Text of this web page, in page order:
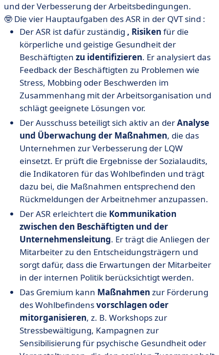
und der Verbesserung der Arbeitsbedingungen.
🤓 Die vier Hauptaufgaben des ASR in der QVT sind :
Der ASR ist dafür zuständig , Risiken für die
körperliche und geistige Gesundheit der
Beschäftigten zu identifizieren. Er analysiert das
Feedback der Beschäftigten zu Problemen wie
Stress, Mobbing oder Beschwerden im
Zusammenhang mit der Arbeitsorganisation und
schlägt geeignete Lösungen vor.
Der Ausschuss beteiligt sich aktiv an derAnalyse
und Überwachung der Maßnahmen, die das
Unternehmen zur Verbesserung der LQW
einsetzt. Er prüft die Ergebnisse der Sozialaudits,
die Indikatoren für das Wohlbefinden und trägt
dazu bei, die Maßnahmen entsprechend den
Rückmeldungen der Arbeitnehmer anzupassen.
Der ASR erleichtert die Kommunikation
zwischen den Beschäftigten und der
Unternehmensleitung. Er trägt die Anliegen der
Mitarbeiter zu den Entscheidungsträgern und
sorgt dafür, dass die Erwartungen der Mitarbeiter
in der internen Politik berücksichtigt werden.
Das Gremium kann Maßnahmen zur Förderung
des Wohlbefindensvorschlagen oder
mitorganisieren, z. B. Workshops zur
Stressbewältigung, Kampagnen zur
Sensibilisierung für psychische Gesundheit oder